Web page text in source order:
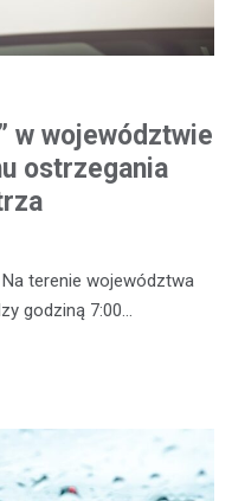
w województwie
ostrzegania
terenie województwa
godziną 7:00…